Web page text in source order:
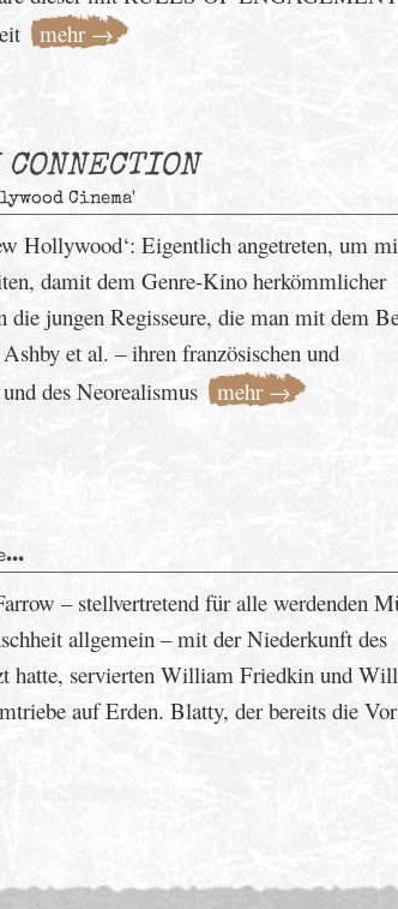
mehr →
Cinema'
Hollywood‘: Eigentlich angetreten, um
damit dem Genre-Kino herkömmlicher
jungen Regisseure, die man mit dem
et al. – ihren französischen und
des Neorealismus
mehr →
– stellvertretend für alle werdenden
allgemein – mit der Niederkunft des
hatte, servierten William Friedkin und
auf Erden. Blatty, der bereits die